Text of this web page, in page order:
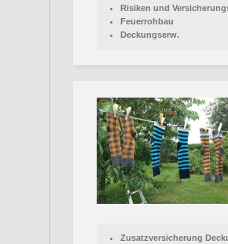
Risiken und
Feuerrohbau
Deckungserw.
Zusatzversicherung